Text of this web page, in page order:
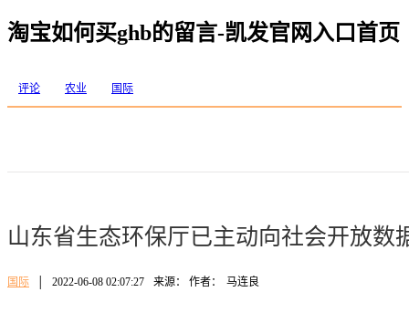
淘宝如何买ghb的留言-凯发官网入口首页
评论 农业 国际
山东省生态环保厅已主动向社会开放数
国际 2022-06-08 02:07:27 来源： 作者： 马连良